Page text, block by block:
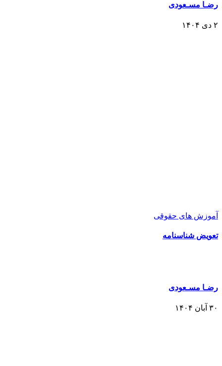
رضـا مسـعودی
۲ دی ۱۴۰۴
آموزش های حقوقی
تعویض شناسنامه
رضـا مسـعودی
۳۰ آبان ۱۴۰۴